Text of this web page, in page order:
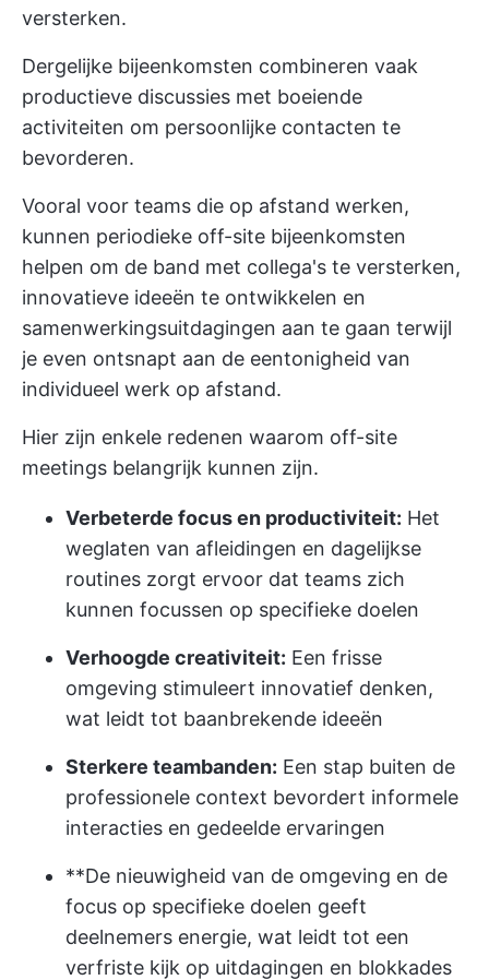
versterken.
Dergelijke bijeenkomsten combineren vaak
productieve discussies met boeiende
activiteiten om persoonlijke contacten te
bevorderen.
Vooral voor teams die op afstand werken,
kunnen periodieke off-site bijeenkomsten
helpen om de band met collega's te versterken,
innovatieve ideeën te ontwikkelen en
samenwerkingsuitdagingen aan te gaan terwijl
je even ontsnapt aan de eentonigheid van
individueel werk op afstand.
Hier zijn enkele redenen waarom off-site
meetings belangrijk kunnen zijn.
Verbeterde focus en productiviteit: Het
weglaten van afleidingen en dagelijkse
routines zorgt ervoor dat teams zich
kunnen focussen op specifieke doelen
Verhoogde creativiteit: Een frisse
omgeving stimuleert innovatief denken,
wat leidt tot baanbrekende ideeën
Sterkere teambanden: Een stap buiten de
professionele context bevordert informele
interacties en gedeelde ervaringen
**De nieuwigheid van de omgeving en de
focus op specifieke doelen geeft
deelnemers energie, wat leidt tot een
verfriste kijk op uitdagingen en blokkades